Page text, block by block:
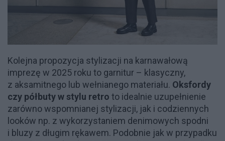
Kolejna propozycja stylizacji na karnawałową
imprezę w 2025 roku to garnitur – klasyczny,
z aksamitnego lub wełnianego materiału. Oksfordy
czy półbuty w stylu retro to idealnie uzupełnienie
zarówno wspomnianej stylizacji, jak i codziennych
looków np. z wykorzystaniem denimowych spodni
i bluzy z długim rękawem. Podobnie jak w przypadku